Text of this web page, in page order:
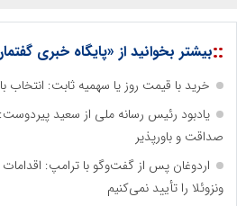
::بیشتر بخوانید از «پایگاه خبری
خرید با قیمت روز یا سهمیه ثابت: انتخاب
یادبود رئیس رسانه ملی از سعید پیردوست:
صداقت و باورپذیر
اردوغان پس از گفت‌وگو با ترامپ:
ونزوئلا را تأیید نمی‌کنیم